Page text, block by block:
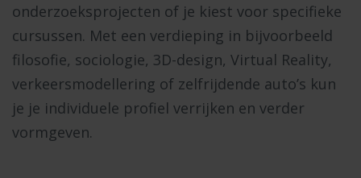
onderzoeksprojecten of je kiest voor specifieke
cursussen. Met een verdieping in bijvoorbeeld
filosofie, sociologie, 3D-design, Virtual Reality,
verkeersmodellering of zelfrijdende auto’s kun
je je individuele profiel verrijken en verder
vormgeven.